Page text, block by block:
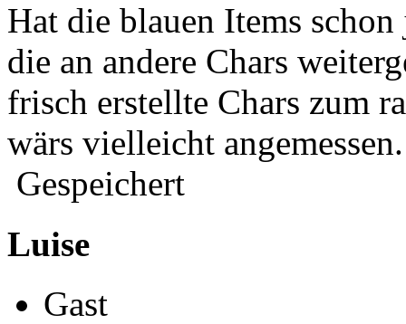
Hat die blauen Items
die an andere Chars
frisch erstellte Chars zum
wärs vielleicht angemessen.
Gespeichert
Luise
Gast